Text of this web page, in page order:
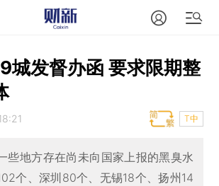
城发督办函 要求限期整
T中
些地方存在尚未向国家上报的黑臭水
个、深圳80个、无锡18个、扬州14